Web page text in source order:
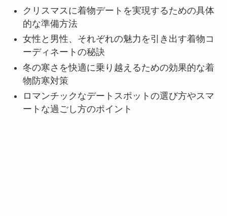
クリスマスに着物デートを実現するための具体
的な準備方法
女性と男性、それぞれの魅力を引き出す着物コ
ーディネートの秘訣
冬の寒さを快適に乗り越えるための効果的な着
物防寒対策
ロマンチックなデートスポットの選び方やスマ
ートな過ごし方のポイント